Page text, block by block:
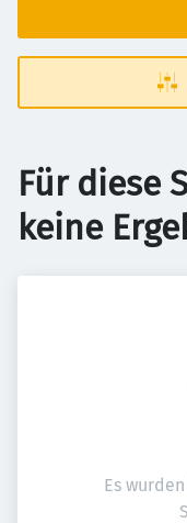
Für diese
keine
Es